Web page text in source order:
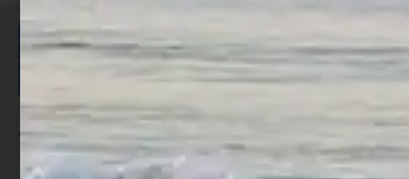
ISCRIVITI E RICEVI 3,50€ DI
SCONTO >
Per ogni acquisto accumuli ulteriori
punti;